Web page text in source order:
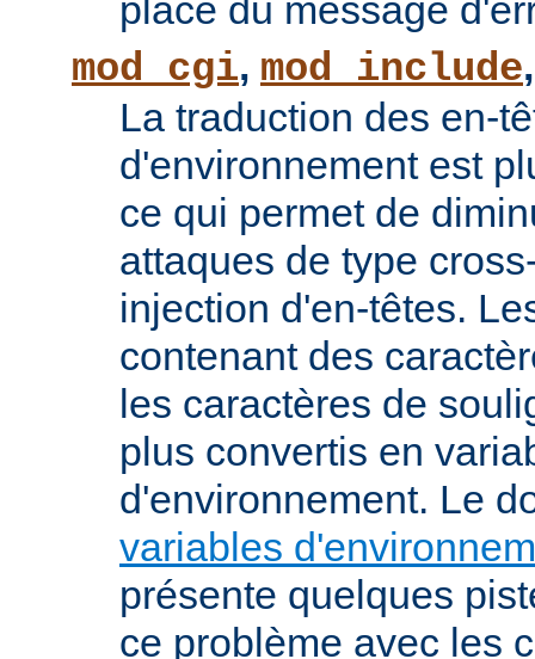
place du message
mod_cgi, mod_include
La traduction des en-
d'environnement est
ce qui permet de
attaques de type
injection d'en-têtes.
contenant des
les caractères de
plus convertis en
d'environnement. Le
variables
présente quelques
ce problème avec les